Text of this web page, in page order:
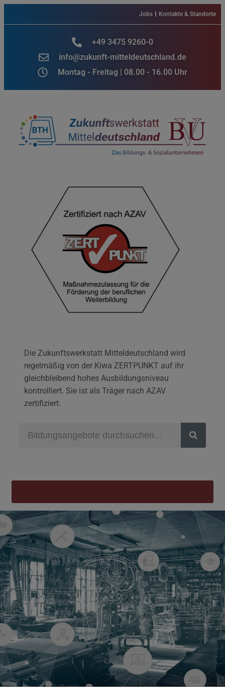
Jobs Kontakte & Standorte
+49 3475 9260-0
info@zukunft-mitteldeutschland.de
Montag - Freitag | 08.00 - 16.00 Uhr
Die Zukunftswerkstatt Mitteldeutschland wird
regelmäßig von der Kiwa ZERTPUNKT auf ihr
gleichbleibend hohes Ausbildungsniveau
kontrolliert. Sie ist als Träger nach AZAV
zertifiziert.